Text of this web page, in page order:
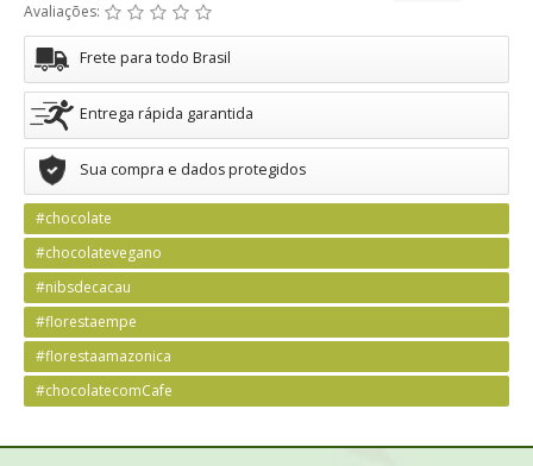
Avaliações:
Frete para todo Brasil
Entrega rápida garantida
Sua compra e dados protegidos
#chocolate
#chocolatevegano
#nibsdecacau
#florestaempe
#florestaamazonica
#chocolatecomCafe